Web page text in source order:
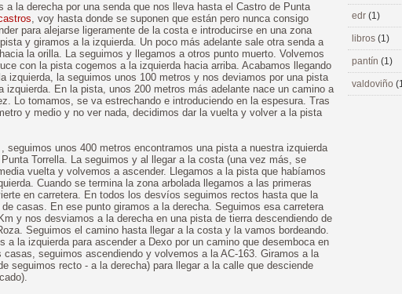
a la derecha por una senda que nos lleva hasta el Castro de Punta
, voy hasta donde se suponen que están pero nunca consigo
para alejarse ligeramente de la costa e introducirse en una zona
y giramos a la izquierda. Un poco más adelante sale otra senda a
la orilla. La seguimos y llegamos a otros punto muerto. Volvemos
con la pista cogemos a la izquierda hacia arriba. Acabamos llegando
izquierda, la seguimos unos 100 metros y nos deviamos por una pista
izquierda. En la pista, unos 200 metros más adelante nace un camino a
Lo tomamos, se va estrechando e introduciendo en la espesura. Tras
y medio y no ver nada, decidimos dar la vuelta y volver a la pista
seguimos unos 400 metros encontramos una pista a nuestra izquierda
Torrella. La seguimos y al llegar a la costa (una vez más, se
vuelta y volvemos a ascender. Llegamos a la pista que habíamos
Cuando se termina la zona arbolada llegamos a las primeras
en carretera. En todos los desvíos seguimos rectos hasta que la
casas. En ese punto giramos a la derecha. Seguimos esa carretera
y nos desviamos a la derecha en una pista de tierra descendiendo de
Seguimos el camino hasta llegar a la costa y la vamos bordeando.
a la izquierda para ascender a Dexo por un camino que desemboca en
seguimos ascendiendo y volvemos a la AC-163. Giramos a la
seguimos recto - a la derecha) para llegar a la calle que desciende
edr (1)
libros (1)
pantín (1)
valdoviño